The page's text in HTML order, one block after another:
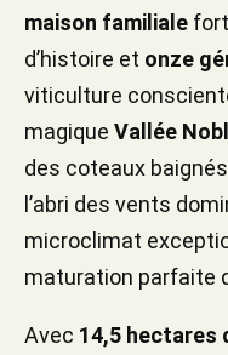
maison familiale
d’histoire et onze
viticulture
magique Vallée
des coteaux
l’abri des vents
microclimat
maturation parfaite
Avec 14,5 hectares